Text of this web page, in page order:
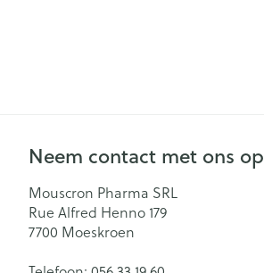
Neem contact met ons op
Mouscron Pharma SRL
Rue Alfred Henno 179
7700 Moeskroen